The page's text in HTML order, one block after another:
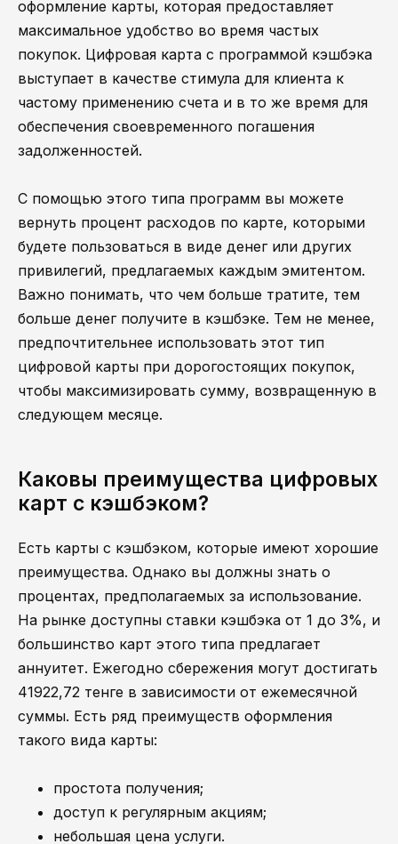
оформление карты, которая предоставляет
максимальное удобство во время частых
покупок. Цифровая карта с программой кэшбэка
выступает в качестве стимула для клиента к
частому применению счета и в то же время для
обеспечения своевременного погашения
задолженностей.
С помощью этого типа программ вы можете
вернуть процент расходов по карте, которыми
будете пользоваться в виде денег или других
привилегий, предлагаемых каждым эмитентом.
Важно понимать, что чем больше тратите, тем
больше денег получите в кэшбэке. Тем не менее,
предпочтительнее использовать этот тип
цифровой карты при дорогостоящих покупок,
чтобы максимизировать сумму, возвращенную в
следующем месяце.
Каковы преимущества цифровых
карт с кэшбэком?
Есть карты с кэшбэком, которые имеют хорошие
преимущества. Однако вы должны знать о
процентах, предполагаемых за использование.
На рынке доступны ставки кэшбэка от 1 до 3%, и
большинство карт этого типа предлагает
аннуитет. Ежегодно сбережения могут достигать
41922,72 тенге в зависимости от ежемесячной
суммы. Есть ряд преимуществ оформления
такого вида карты:
простота получения;
доступ к регулярным акциям;
небольшая цена услуги.